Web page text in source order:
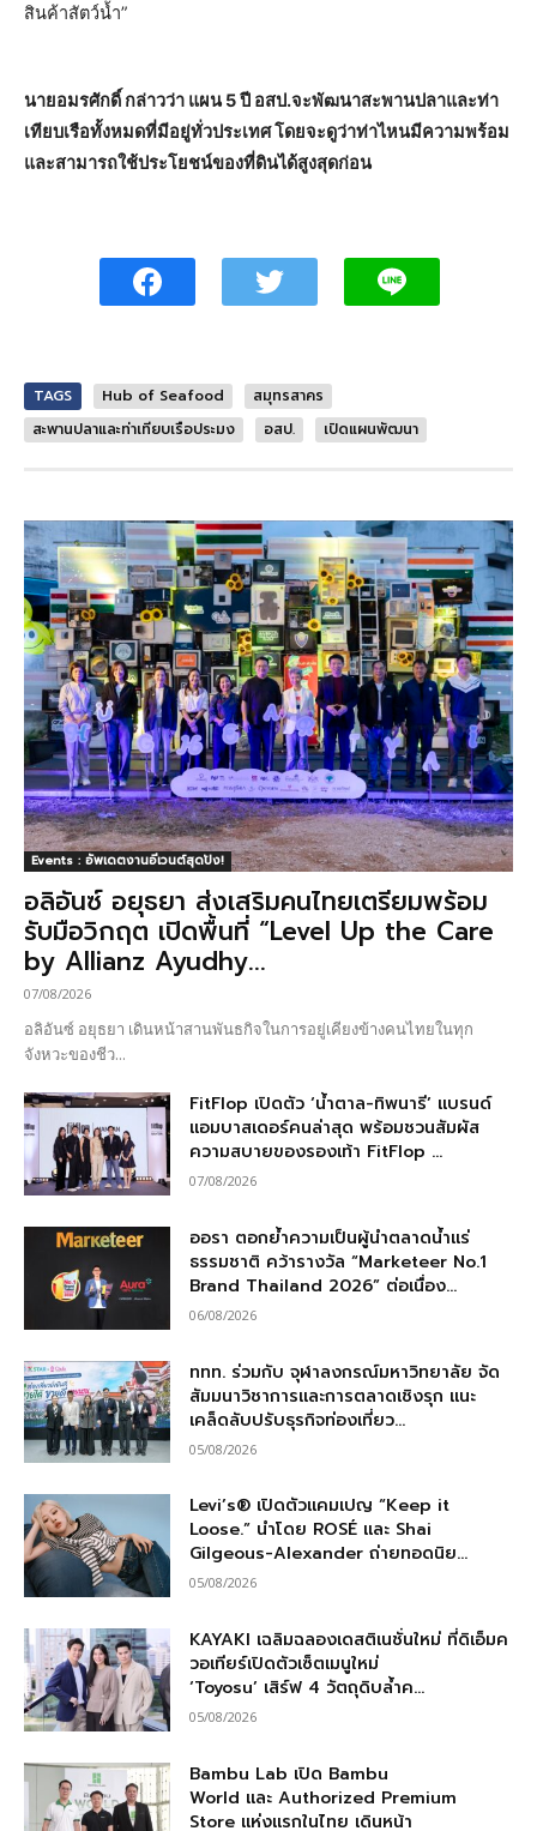
สินค้าสัตว์น้ำ”
นายอมรศักดิ์ กล่าวว่า แผน 5 ปี อสป.จะพัฒนาสะพานปลาและท่า
เทียบเรือทั้งหมดที่มีอยู่ทั่วประเทศ โดยจะดูว่าท่าไหนมีความพร้อม
และสามารถใช้ประโยชน์ของที่ดินได้สูงสุดก่อน
TAGS Hub of Seafood
สมุทรสาคร
สะพานปลาและท่าเทียบเรือประมง
อสป. เปิดแผนพัฒนา
Events : อัพเดตงานอีเวนต์สุดปัง!
อลิอันซ์ อยุธยา ส่งเสริมคนไทยเตรียมพร้อม
รับมือวิกฤต เปิดพื้นที่ “Level Up the Care
by Allianz Ayudhy...
07/08/2026
อลิอันซ์ อยุธยา เดินหน้าสานพันธกิจในการอยู่เคียงข้างคนไทยในทุก
จังหวะของชีว...
FitFlop เปิดตัว ‘น้ำตาล-ทิพนารี’ แบรนด์
แอมบาสเดอร์คนล่าสุด พร้อมชวนสัมผัส
ความสบายของรองเท้า FitFlop ...
07/08/2026
ออรา ตอกย้ำความเป็นผู้นำตลาดน้ำแร่
ธรรมชาติ คว้ารางวัล “Marketeer No.1
Brand Thailand 2026” ต่อเนื่อง...
06/08/2026
ททท. ร่วมกับ จุฬาลงกรณ์มหาวิทยาลัย จัด
สัมมนาวิชาการและการตลาดเชิงรุก แนะ
เคล็ดลับปรับธุรกิจท่องเที่ยว...
05/08/2026
Levi’s® เปิดตัวแคมเปญ “Keep it
Loose.” นำโดย ROSÉ และ Shai
Gilgeous-Alexander ถ่ายทอดนิย...
05/08/2026
KAYAKI เฉลิมฉลองเดสติเนชั่นใหม่ ที่ดิเอ็มค
วอเทียร์เปิดตัวเซ็ตเมนูใหม่
‘Toyosu’ เสิร์ฟ 4 วัตถุดิบล้ำค...
05/08/2026
Bambu Lab เปิด Bambu
World และ Authorized Premium
Store แห่งแรกในไทย เดินหน้า